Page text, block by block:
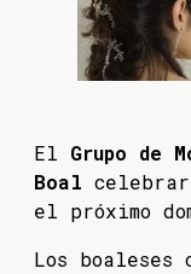
El Grupo de
Boal
el próximo
Los